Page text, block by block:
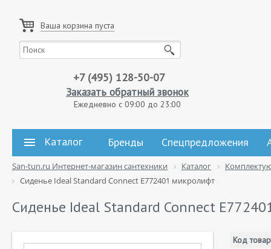
Ваша корзина пуста
+7 (495) 128-50-07
Заказать обратный звонок
Ежедневно с 09:00 до 23:00
Каталог Бренды Спецпредложения
San-tun.ru Интернет-магазин сантехники Каталог
Сиденье Ideal Standard Connect E772401 микролифт
Сиденье Ideal Standard Connect
Код